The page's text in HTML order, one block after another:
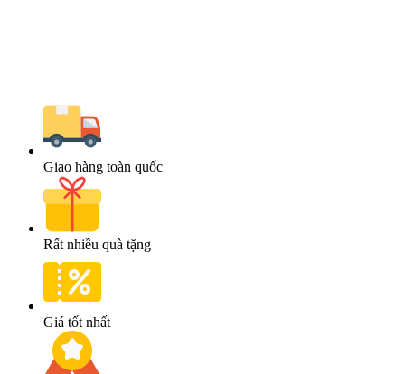
Giao hàng toàn quốc
Rất nhiều quà tặng
Giá tốt nhất